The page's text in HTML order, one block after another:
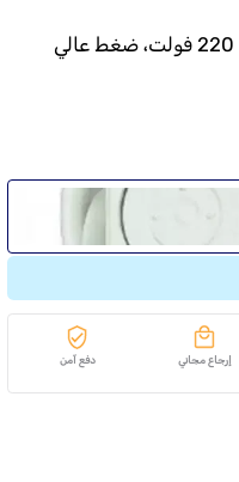
إرجاع مجاني دفع آمن